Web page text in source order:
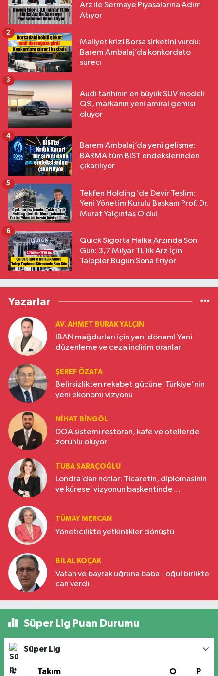
Arz ile Sermaye Piyasalarına Adım
Atıyor
Maliyet krizi Borsa şirketini vurdu:
Barem Ambalaj’da konkordato
süreci
2
Audi tarihinin en büyük SUV modeli
Q9, markanın yeni amiral gemisi
oluyor
3
Barem Ambalaj’da yeni gelişme:
BARMA tüm BIST endekslerinden
çıkarılıyor
4
Tekfen Holding'de Devir Teslim:
Yeni Yönetim Kurulu Başkanı Prof. Dr.
Murat Yalçıntaş Oldu!
5
Quick Sigorta Halka Arzında Son
Gün: 3,7 Milyar TL’lik Arz İçin
Talepler Bugün Sona Eriyor
6
Yazarlar
AV. AHMET BURAK YALÇIN
IBAN mağdurları için yeni dönem! Yeni
düzenleme ve ceza indirim oranları
ŞEREF ÖZATA
Belirsizlikten rekabet gücüne: Türkiye'nin
yeni ekonomi vizyonu
NIHAT BINGÖL
DOA sistemi restoran, kafe ve otellerde
zorunlu oluyor
TUBA SARAÇOĞLU
Londra’dan notlar: Ticaretin, diplomasinin
ve küresel vizyonun başkentinde
TÜMAY MERCAN
Yöneticilikte yetkinlikler dönüştü
BILAL KOÇAK
Vatan ve bayrak uğruna baba - oğul birlikte
can verdi
Süper Lig Puan Durumu
Süper Lig
# Takım O P